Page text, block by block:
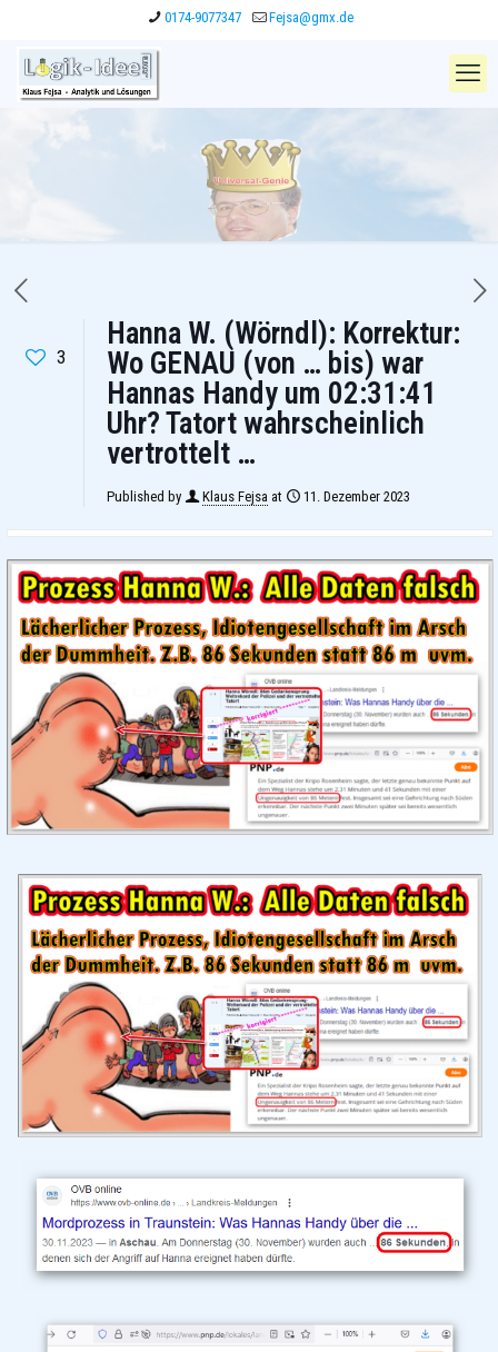
0174-9077347 Fejsa@gmx.de
3
Hanna W. (Wörndl): Korrektur:
Wo GENAU (von … bis) war
Hannas Handy um 02:31:41
Uhr? Tatort wahrscheinlich
vertrottelt …
Published by Klaus Fejsa at 11. Dezember 2023